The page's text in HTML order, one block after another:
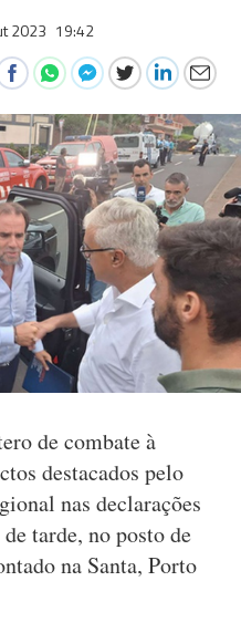
2023 19:42
de combate à
destacados pelo
nas declarações
tarde, no posto de
na Santa, Porto